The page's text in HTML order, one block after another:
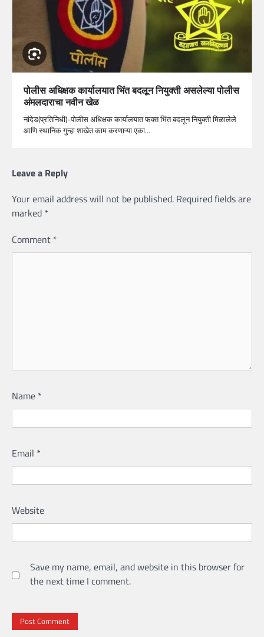
पोलीस अधिक्षक कार्यालयात भिंत बदलून नियुक्ती असलेल्या पोलीस
अंमलदाराचा नवीन खेळ
नांदेड(प्रतिनिधी)-पोलीस अधिक्षक कार्यालयात फक्त भिंत बदलून नियुक्ती मिळालेले
आणि स्थानिक गुन्हा शाखेत काम करणाऱ्या एका…
Leave a Reply
Your email address will not be published. Required fields are
marked *
Comment *
Name *
Email *
Website
Save my name, email, and website in this browser for
the next time I comment.